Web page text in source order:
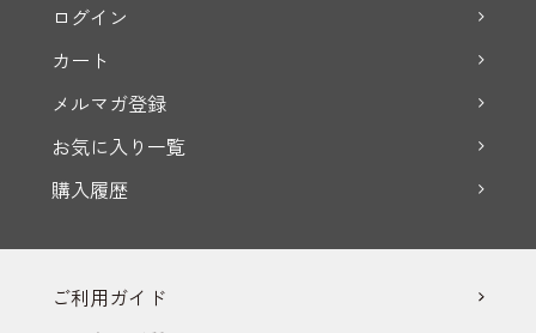
ログイン
カート
メルマガ登録
お気に入り一覧
購入履歴
ご利用ガイド